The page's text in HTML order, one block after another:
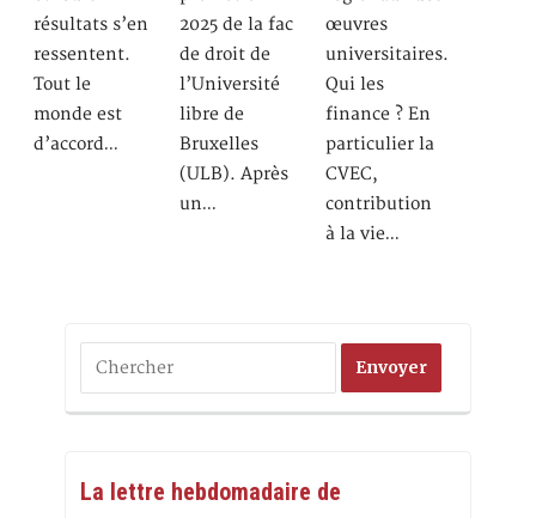
résultats s’en
ressentent.
Tout le
monde est
d’accord…
2025 de la fac
de droit de
l’Université
libre de
Bruxelles
(ULB). Après
un…
œuvres
universitaires.
Qui les
finance ? En
particulier la
CVEC,
contribution
à la vie…
La lettre hebdomadaire de